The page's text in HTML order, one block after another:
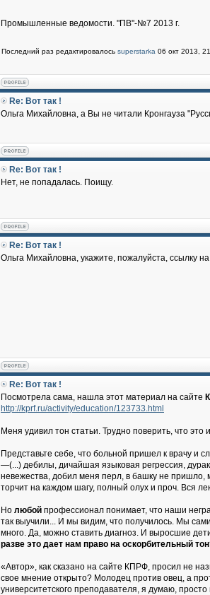
Промышленные ведомости. "ПВ"-№7 2013 г.
Последний раз редактировалось superstarka 06 окт 2013,
Re: Вот так !
Ольга Михайловна, а Вы не читали Кронгауза
Re: Вот так !
Нет, не попадалась. Поищу.
Re: Вот так !
Ольга Михайловна, укажите, пожалуйста, ссылку
Re: Вот так !
Посмотрела сама, нашла этот материал на сайте
http://kprf.ru/activity/education/123733.html
Меня удивил тон статьи. Трудно поверить, что
Представьте себе, что больной пришел к врачу и
—(...) дебилы, дичайшая языковая регрессия,
невежества, добил меня перл, в башку не пришло,
торчит на каждом шагу, полный олух и проч. Вся
Но любой профессионал понимает, что наши
так выучили... И мы видим, что получилось. Мы
много. Да, можно ставить диагноз. И выросшие
разве это дает нам право на оскорбительный
«Автор», как сказано на сайте КПРФ, просил не
свое мнение открыто? Молодец против овец, а
университетского преподавателя, я думаю, просто